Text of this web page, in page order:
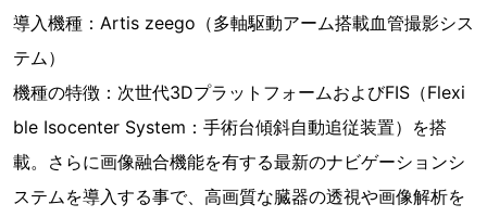
導入機種：Artis zeego（多軸駆動アーム搭載血管撮影シス
テム）
機種の特徴：次世代3DプラットフォームおよびFIS（Flexi
ble Isocenter System：手術台傾斜自動追従装置）を搭
載。さらに画像融合機能を有する最新のナビゲーションシ
ステムを導入する事で、高画質な臓器の透視や画像解析を